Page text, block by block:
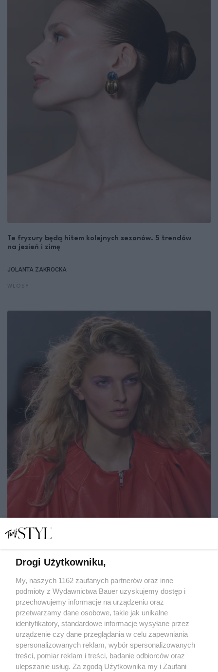
Te fryzury będą hitem kolejnych sezonów. 5 trendów
na jesień i zimę
JOLANTA ZAKROCKA
jednak się udało
JOLANTA ZAKROCKA
Drogi Użytkowniku,
My, naszych 1162 zaufanych partnerów oraz inne
podmioty z Wydawnictwa Bauer uzyskujemy dostęp i
przechowujemy informacje na urządzeniu oraz
przetwarzamy dane osobowe, takie jak unikalne
identyfikatory, standardowe informacje wysyłane przez
urządzenie czy dane przeglądania w celu zapewniania
spersonalizowanych reklam, wybór spersonalizowanych
treści, pomiar reklam i treści, badanie odbiorców oraz
ulepszanie usług. Za zgodą Użytkownika my i Zaufani